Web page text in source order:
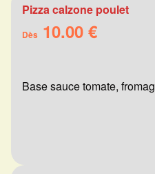
Pizza calzone poulet
Dès 10.00 €
Base sauce tomate,